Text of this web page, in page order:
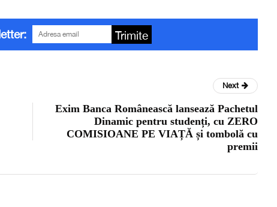
Trimite
Next
Exim Banca Românească lansează Pachetul
Dinamic pentru studenți, cu ZERO
COMISIOANE PE VIAȚĂ și tombolă cu
premii